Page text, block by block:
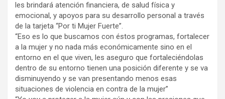
les brindará atención financiera, de salud física y
emocional, y apoyos para su desarrollo personal a través
de la tarjeta “Por ti Mujer Fuerte”.
“Eso es lo que buscamos con éstos programas, fortalecer
a la mujer y no nada más económicamente sino en el
entorno en el que viven, les aseguro que fortaleciéndolas
dentro de su entorno tienen una posición diferente y se va
disminuyendo y se van presentando menos esas
situaciones de violencia en contra de la mujer”